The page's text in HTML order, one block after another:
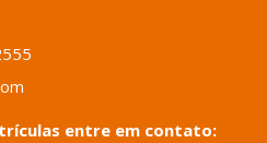
entre em contato: